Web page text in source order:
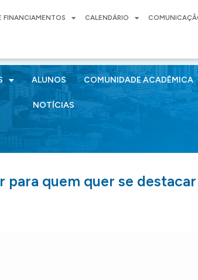
FINANCIAMENTOS CALENDÁRIO
ALUNOS COMUNIDADE ACADÊMICA
NOTÍCIAS
para quem quer se